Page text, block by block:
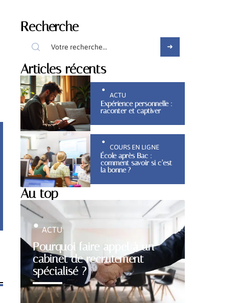
Recherche
Articles récents
ACTU
Expérience personnelle :
raconter et captiver
COURS EN LIGNE
École après Bac :
comment savoir si c’est
la bonne ?
Au top
Pourquoi faire appel à un
cabinet de recrutement
spécialisé ?
ACTU